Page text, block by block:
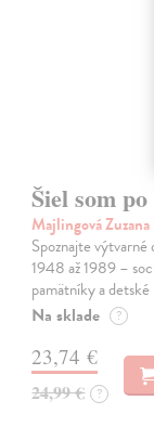
Šiel som
Majlingová Zuzana
Spoznajte
1948 až 1989 –
pamätníky a
Na sklade ?
23,74 €
24,99 € ?